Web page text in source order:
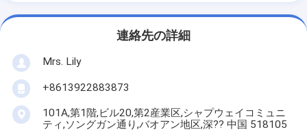
連絡先の詳細
Mrs. Lily
+8613922883873
101A,第1階,ビル20,第2産業区,シャプウェイコミュニ
ティ,ソングガン通り,バオアン地区,深?? 中国 518105